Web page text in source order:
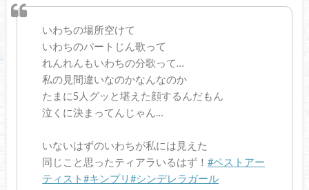
いわちの場所空けて
いわちのパートじん歌って
れんれんもいわちの分歌って…
私の見間違いなのかなんなのか
たまに5人グッと堪えた顔するんだもん
泣くに決まってんじゃん…
いないはずのいわちが私には見えた
同じこと思ったティアラいるはず！#ベストアー
ティスト#キンプリ#シンデレラガール